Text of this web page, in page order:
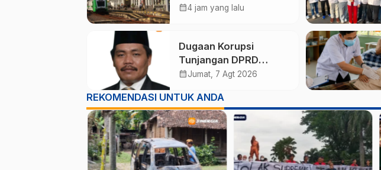
Gangguan, 5 KA Ikut
calendar_month4 jam yang lalu
Dugaan Korupsi
Tunjangan DPRD
Ponorogo Jadi Alarm,
Magetan Perkuat Tata
Kelola Administrasi
calendar_monthJumat, 7 Agt 2026
REKOMENDASI UNTUK ANDA